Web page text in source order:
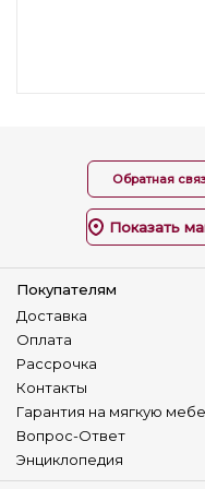
Изготовление в коже
Наличие столика
Нет
Детский диван
Нет
Обратная
Показать
Покупателям
Доставка
Оплата
Рассрочка
Контакты
Гарантия на мягкую
Вопрос-Ответ
Энциклопедия